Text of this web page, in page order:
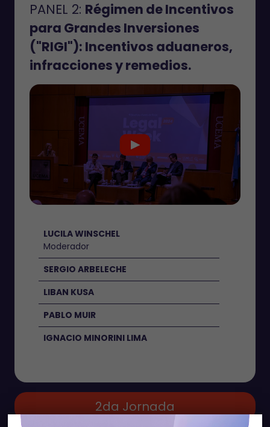
PANEL 2: Régimen de Incentivos
para Grandes Inversiones
("RIGI"): Incentivos aduaneros,
infracciones y remedios.
LUCILA WINSCHEL
Moderador
SERGIO ARBELECHE
LIBAN KUSA
PABLO MUIR
IGNACIO MINORINI LIMA
2da Jornada